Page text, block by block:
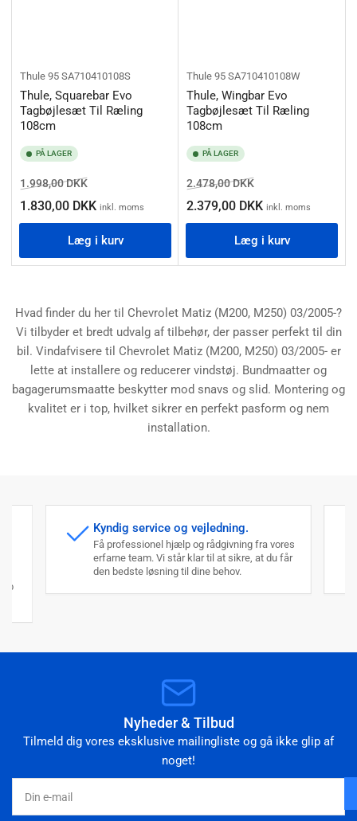
Thule 95 SA710410108S
Thule, Squarebar Evo
Tagbøjlesæt Til Ræling
108cm
PÅ LAGER
Normalpris
1.998,00 DKKSalgspris
1.830,00 DKK inkl. moms
Læg i kurv
Thule 95 SA710410108W
Thule, Wingbar Evo
Tagbøjlesæt Til Ræling
108cm
PÅ LAGER
Normalpris
2.478,00 DKKSalgspris
2.379,00 DKK inkl. moms
Læg i kurv
Hvad finder du her til Chevrolet Matiz (M200, M250) 03/2005-?
Vi tilbyder et bredt udvalg af tilbehør, der passer perfekt til din
bil. Vindafvisere til Chevrolet Matiz (M200, M250) 03/2005- er
lette at installere og reducerer vindstøj. Bundmaatter og
bagagerumsmaatte beskytter mod snavs og slid. Montering og
kvalitet er i top, hvilket sikrer en perfekt pasform og nem
installation.
Kyndig service og vejledning.
Få professionel hjælp og rådgivning fra vores
erfarne team. Vi står klar til at sikre, at du får
den bedste løsning til dine behov.
Nyheder & Tilbud
Tilmeld dig vores eksklusive mailingliste og gå ikke glip af
noget!
mail